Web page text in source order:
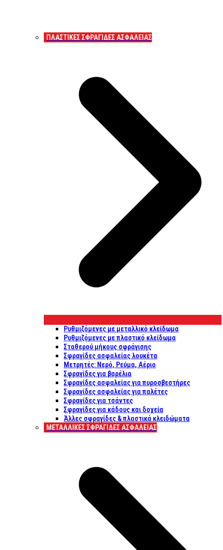
ΠΛΑΣΤΙΚΕΣ ΣΦΡΑΓΙΔΕΣ ΑΣΦΑΛΕΙΑΣ
Ρυθμιζόμενες με μεταλλικό κλείδωμα
Ρυθμιζόμενες με πλαστικό κλείδωμα
Σταθερού μήκους σφράγισης
Σφραγίδες ασφαλείας λουκέτα
Μετρητές: Νερό, Ρεύμα, Αέριο
Σφραγίδες για βαρέλια
Σφραγίδες ασφαλείας για πυροσβεστήρες
Σφραγίδες ασφαλείας για παλέτες
Σφραγίδες για τσάντες
Σφραγίδες για κάδους και δοχεία
Άλλες σφραγίδες & πλαστικά κλειδώματα
ΜΕΤΑΛΛΙΚΕΣ ΣΦΡΑΓΙΔΕΣ ΑΣΦΑΛΕΙΑΣ